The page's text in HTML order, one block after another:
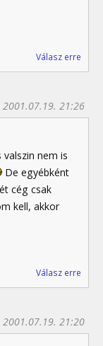
Válasz erre
2001.07.19. 21:26
nem is
De egyébként
cég csak
kell, akkor
Válasz erre
2001.07.19. 21:20